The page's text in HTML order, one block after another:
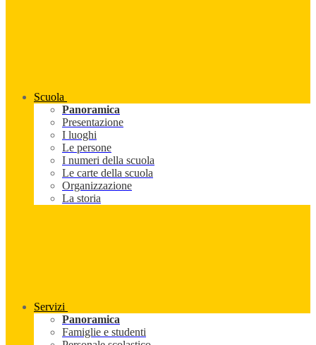
Scuola
Panoramica
Presentazione
I luoghi
Le persone
I numeri della scuola
Le carte della scuola
Organizzazione
La storia
Servizi
Panoramica
Famiglie e studenti